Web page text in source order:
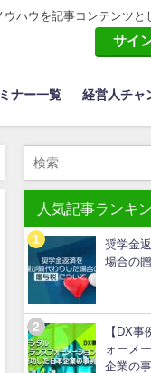
ハウを記事コンテンツと
サイ
ナー一覧 経営人チャ
人気記事ランキ
奨学金
場合の
【DX
ォーメ
企業の